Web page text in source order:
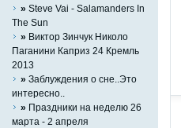
» Steve Vai - Salamanders In
The Sun
» Виктор Зинчук Николо
Паганини Каприз 24 Кремль
2013
» Заблуждения о сне..Это
интересно..
» Праздники на неделю 26
марта - 2 апреля